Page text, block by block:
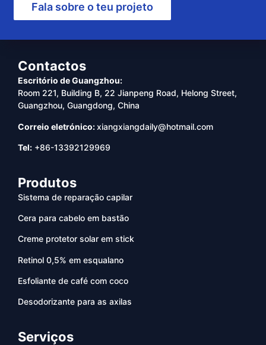
Fala sobre o teu projeto
Contactos
Escritório de Guangzhou:
Room 221, Building B, 22 Jianpeng Road, Helong Street,
Guangzhou, Guangdong, China
Correio eletrónico:xiangxiangdaily@hotmail.com
Tel: +86-13392129969
Produtos
Sistema de reparação capilar
Cera para cabelo em bastão
Creme protetor solar em stick
Retinol 0,5% em esqualano
Esfoliante de café com coco
Desodorizante para as axilas
Serviços